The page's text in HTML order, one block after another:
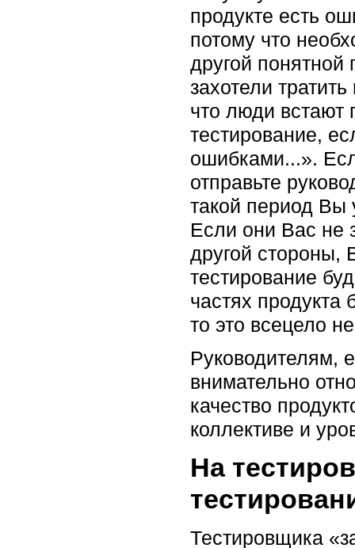
продукте есть
потому что
другой
захотели
что люди встают
тестирование,
ошибками...».
отправьте
такой период Вы
Если они Вас не
другой стороны,
тестирование
частях продукта
то это всецело
Руководителям,
внимательно
качество
коллективе и
На
Тестировщика